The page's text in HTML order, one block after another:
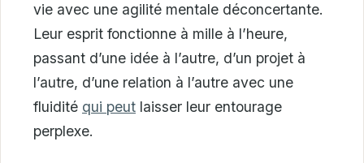
vie avec une agilité mentale déconcertante.
Leur esprit fonctionne à mille à l’heure,
passant d’une idée à l’autre, d’un projet à
l’autre, d’une relation à l’autre avec une
fluidité qui peut laisser leur entourage
perplexe.